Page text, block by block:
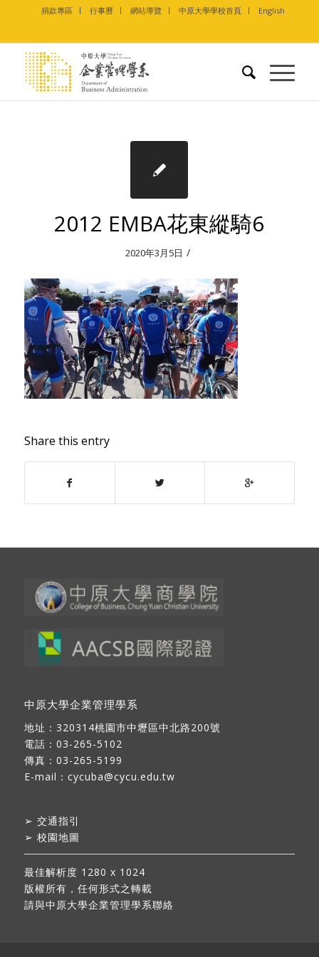
捐款專區 行事曆 網站導覽 中原大學學校首頁 English
2012 EMBA花東縱騎6
2020年3月5日 /
Share this entry
中原大學企業管理學系
地址： 320314桃園市中壢區中北路200號
電話：03-265-5102
傳真：03-265-5199
E-mail： cycuba@cycu.edu.tw
➢ 交通指引
➢ 校園地圖
最佳解析度 1280 x 1024
版權所有，任何形式之轉載
請與中原大學企業管理學系聯絡